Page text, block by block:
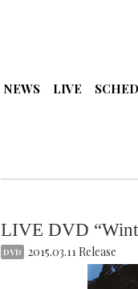
NEWS LIVE
LIVE DVD
DVD 2015.03.11 Release